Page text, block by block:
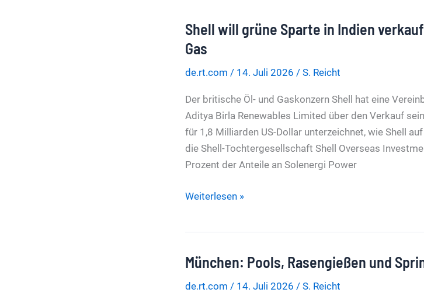
leidet
Shell will grüne Sparte in Indien
Gas
de.rt.com / 14. Juli 2026 / S. Reicht
Der britische Öl- und Gaskonzern Shell hat eine
Aditya Birla Renewables Limited über den Verkauf
für 1,8 Milliarden US-Dollar unterzeichnet, wie Shell
die Shell-Tochtergesellschaft Shell Overseas
Prozent der Anteile an Solenergi Power
Shell
in
verkaufen
Weiterlesen »
München: Pools, Rasengießen und
de.rt.com / 14. Juli 2026 / S. Reicht